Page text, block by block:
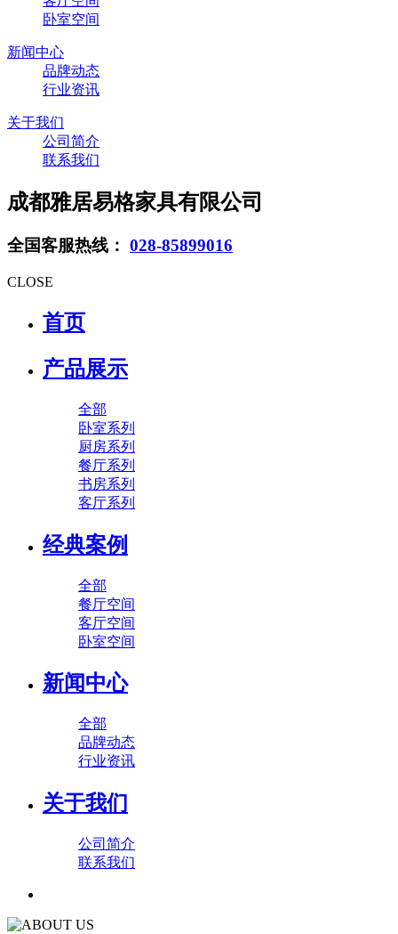
卧室空间
新闻中心
品牌动态
行业资讯
关于我们
公司简介
联系我们
成都雅居易格家具有限公司
全国客服热线： 028-85899016
CLOSE
首页
产品展示
全部
卧室系列
厨房系列
餐厅系列
书房系列
客厅系列
经典案例
全部
餐厅空间
客厅空间
卧室空间
新闻中心
全部
品牌动态
行业资讯
关于我们
公司简介
联系我们